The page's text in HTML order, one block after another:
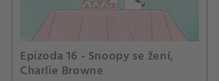
Epizoda 16 - Snoopy se žení,
Charlie Browne